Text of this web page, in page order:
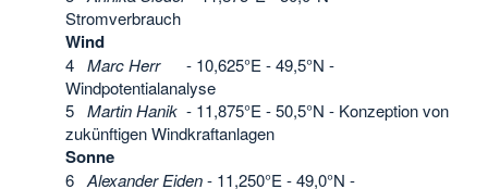
Stromverbrauch
Wind
4 Marc Herr - 10,625°E - 49,5°N -
Windpotentialanalyse
5 Martin Hanik - 11,875°E - 50,5°N - Konzeption von
zukünftigen Windkraftanlagen
Sonne
6 Alexander Eiden- 11,250°E - 49,0°N -